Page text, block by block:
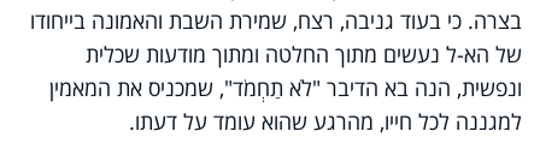
בצרה. כי בעוד גניבה, רצח, שמירת השבת והאמונה בייחודו
של הא-ל נעשים מתוך החלטה ומתוך מודעות שכלית
ונפשית, הנה בא הדיבר "לֹא תַחְמֹד", שמכניס את המאמין
למגננה לכל חייו, מהרגע שהוא עומד על דעתו.